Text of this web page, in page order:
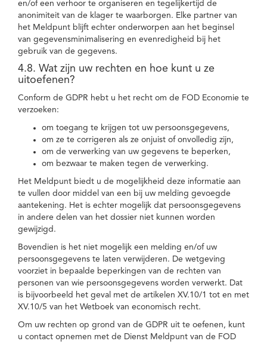
en/of een verhoor te organiseren en tegelijkertijd de
anonimiteit van de klager te waarborgen. Elke partner van
het Meldpunt blijft echter onderworpen aan het beginsel
van gegevensminimalisering en evenredigheid bij het
gebruik van de gegevens.
4.8. Wat zijn uw rechten en hoe kunt u ze
uitoefenen?
Conform de GDPR hebt u het recht om de FOD Economie te
verzoeken:
om toegang te krijgen tot uw persoonsgegevens,
om ze te corrigeren als ze onjuist of onvolledig zijn,
om de verwerking van uw gegevens te beperken,
om bezwaar te maken tegen de verwerking.
Het Meldpunt biedt u de mogelijkheid deze informatie aan
te vullen door middel van een bij uw melding gevoegde
aantekening. Het is echter mogelijk dat persoonsgegevens
in andere delen van het dossier niet kunnen worden
gewijzigd.
Bovendien is het niet mogelijk een melding en/of uw
persoonsgegevens te laten verwijderen. De wetgeving
voorziet in bepaalde beperkingen van de rechten van
personen van wie persoonsgegevens worden verwerkt. Dat
is bijvoorbeeld het geval met de artikelen XV.10/1 tot en met
XV.10/5 van het Wetboek van economisch recht.
Om uw rechten op grond van de GDPR uit te oefenen, kunt
u contact opnemen met de Dienst Meldpunt van de FOD